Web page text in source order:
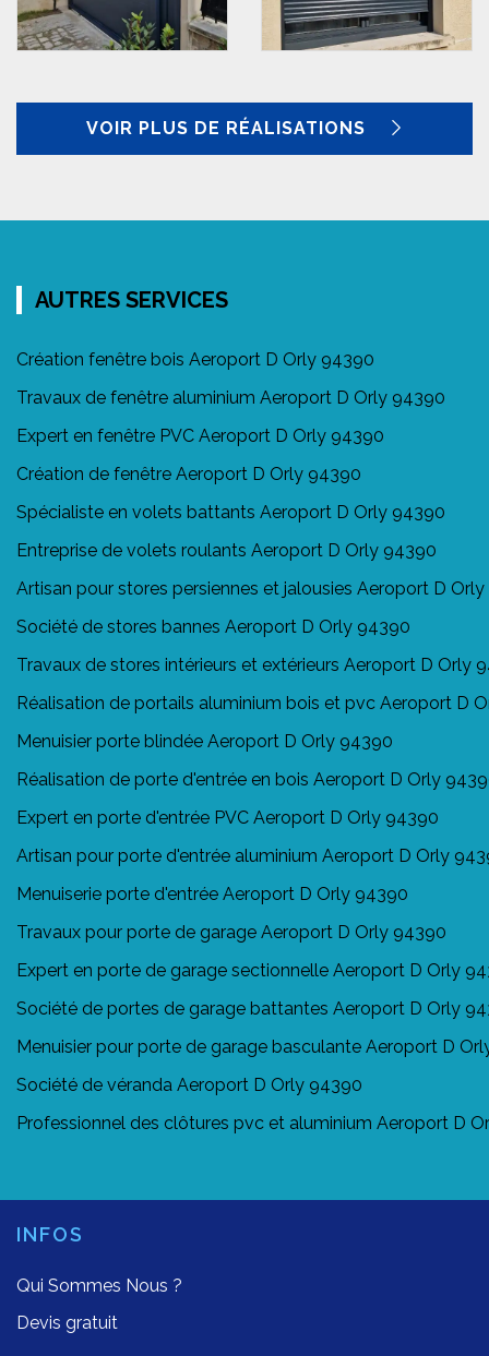
VOIR PLUS DE RÉALISATIONS
AUTRES SERVICES
Création fenêtre bois Aeroport D Orly 94390
Travaux de fenêtre aluminium Aeroport D Orly 94390
Expert en fenêtre PVC Aeroport D Orly 94390
Création de fenêtre Aeroport D Orly 94390
Spécialiste en volets battants Aeroport D Orly 94390
Entreprise de volets roulants Aeroport D Orly 94390
Artisan pour stores persiennes et jalousies Aeroport D
Société de stores bannes Aeroport D Orly 94390
Travaux de stores intérieurs et extérieurs Aeroport D Orly
Réalisation de portails aluminium bois et pvc Aeroport D
Menuisier porte blindée Aeroport D Orly 94390
Réalisation de porte d'entrée en bois Aeroport D Orly
Expert en porte d'entrée PVC Aeroport D Orly 94390
Artisan pour porte d'entrée aluminium Aeroport D Orly
Menuiserie porte d'entrée Aeroport D Orly 94390
Travaux pour porte de garage Aeroport D Orly 94390
Expert en porte de garage sectionnelle Aeroport D Orly
Société de portes de garage battantes Aeroport D Orly
Menuisier pour porte de garage basculante Aeroport D
Société de véranda Aeroport D Orly 94390
Professionnel des clôtures pvc et aluminium Aeroport D
INFOS
Qui Sommes Nous ?
Devis gratuit